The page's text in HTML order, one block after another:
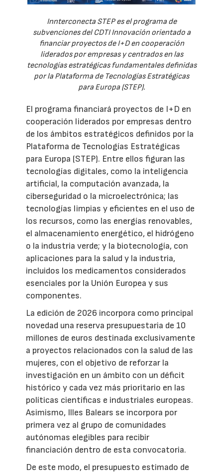
Innterconecta STEP es el programa de
subvenciones del CDTI Innovación orientado a
financiar proyectos de I+D en cooperación
liderados por empresas y centrados en las
tecnologías estratégicas fundamentales definidas
por la Plataforma de Tecnologías Estratégicas
para Europa (STEP).
El programa financiará proyectos de I+D en
cooperación liderados por empresas dentro
de los ámbitos estratégicos definidos por la
Plataforma de Tecnologías Estratégicas
para Europa (STEP). Entre ellos figuran las
tecnologías digitales, como la inteligencia
artificial, la computación avanzada, la
ciberseguridad o la microelectrónica; las
tecnologías limpias y eficientes en el uso de
los recursos, como las energías renovables,
el almacenamiento energético, el hidrógeno
o la industria verde; y la biotecnología, con
aplicaciones para la salud y la industria,
incluidos los medicamentos considerados
esenciales por la Unión Europea y sus
componentes.
La edición de 2026 incorpora como principal
novedad una reserva presupuestaria de 10
millones de euros destinada exclusivamente
a proyectos relacionados con la salud de las
mujeres, con el objetivo de reforzar la
investigación en un ámbito con un déficit
histórico y cada vez más prioritario en las
políticas científicas e industriales europeas.
Asimismo, Illes Balears se incorpora por
primera vez al grupo de comunidades
autónomas elegibles para recibir
financiación dentro de esta convocatoria.
De este modo, el presupuesto estimado de